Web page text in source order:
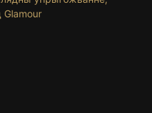
для святочнага